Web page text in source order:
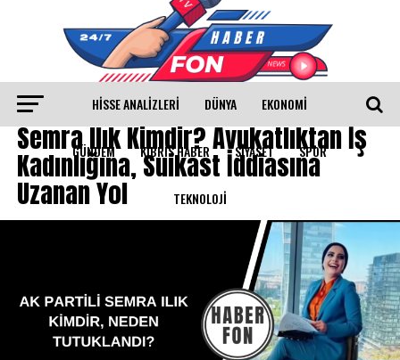
HISSE ANALIZLERI DÜNYA EKONOMİ
GÜNDEM KIBRIS HABER SİYASET SPOR
TEKNOLOJİ
GÜNDEM
Semra Ilık Kimdir? Avukatlıktan İş
Kadınlığına, Suikast İddiasına
Uzanan Yol